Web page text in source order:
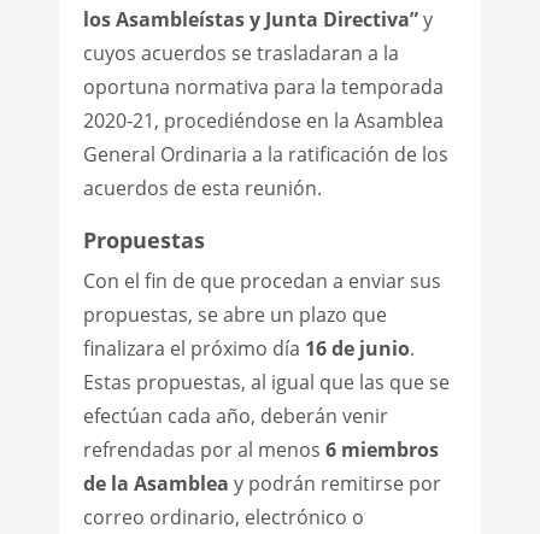
los Asambleístas y Junta Directiva”y
cuyos acuerdos se trasladaran a la
oportuna normativa para la temporada
2020-21, procediéndose en la Asamblea
General Ordinaria a la ratificación de los
acuerdos de esta reunión.
Propuestas
Con el fin de que procedan a enviar sus
propuestas, se abre un plazo que
finalizara el próximo día 16 de junio.
Estas propuestas, al igual que las que se
efectúan cada año, deberán venir
refrendadas por al menos 6 miembros
de la Asamblea y podrán remitirse por
correo ordinario, electrónico o